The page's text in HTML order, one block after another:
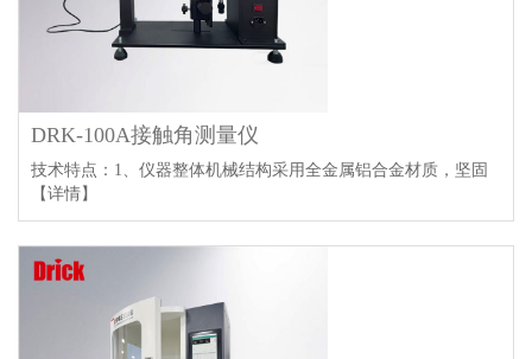
DRK-100A接触角测量仪
技术特点：1、仪器整体机械结构采用全金属铝合金材质，坚固
【详情】